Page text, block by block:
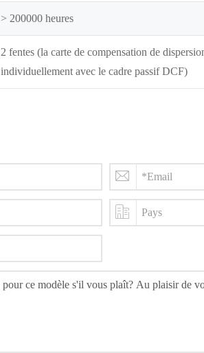
> 200000 heures
2 fentes (la carte de compensation de
individuellement avec le cadre passif DCF)